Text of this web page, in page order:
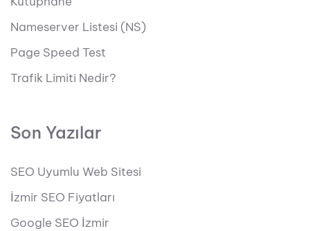
Nameserver Listesi (NS)
Page Speed Test
Trafik Limiti Nedir?
Son Yazılar
SEO Uyumlu Web Sitesi
İzmir SEO Fiyatları
Google SEO İzmir